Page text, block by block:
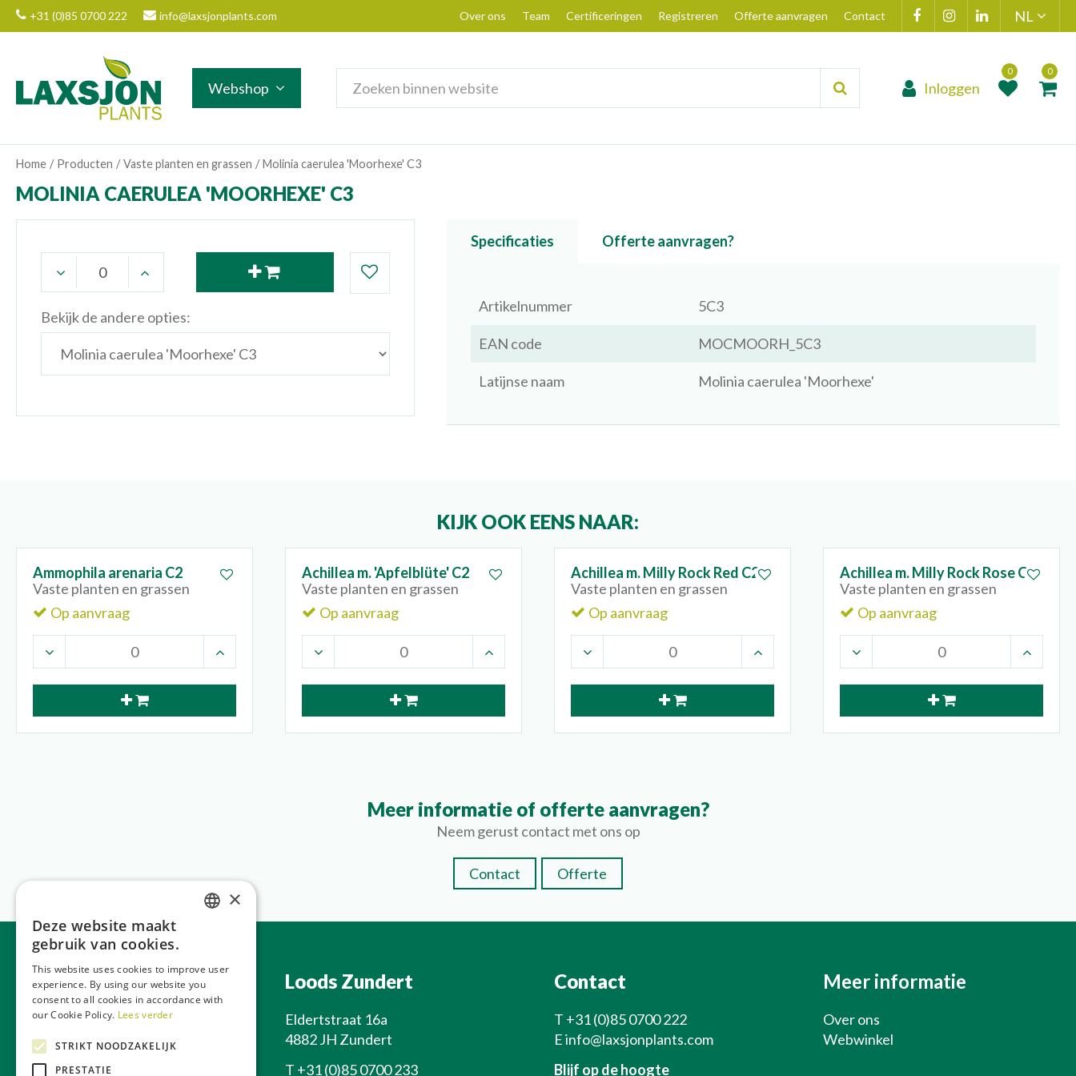
Ga
naar
Home Producten Vaste planten en grassen Molinia caerulea 'Moorhexe' C3
+31 (0)85 0700 222 info@laxsjonplants.com Over ons Team Certificeringen Registreren Offerte aanvragen Contact
Webshop Inloggen
MOLINIA CAERULEA 'MOORHEXE' C3
Bekijk de andere opties:
Specificaties Offerte aanvragen?
Artikelnummer 5C3
EAN code MOCMOORH_5C3
Latijnse naam Molinia caerulea 'Moorhexe'
KIJK OOK EENS NAAR:
Ammophila arenaria C2
Vaste planten en grassen
Op aanvraag
Achillea m. 'Apfelblüte' C2
Vaste planten en grassen
Op aanvraag
Achillea m. Milly Rock Red C2
Vaste planten en grassen
Op aanvraag
Achillea m. Milly Rock Rose C2
Vaste planten en grassen
Op aanvraag
Meer informatie of offerte aanvragen?
Neem gerust contact met ons op
Contact Offerte
Hoofdkantoor
Apeldoornseweg 212
6731 SC Otterlo
+31 (0)85 0700 222
Loods Zundert
Eldertstraat 16a
4882 JH Zundert
T +31 (0)85 0700 233
Contact
T +31 (0)85 0700 222
Einfo@laxsjonplants.com
Blijf op de hoogte
Over ons
Webwinkel
×
Deze website maakt
gebruik van cookies.
This website uses cookies to improve user
experience. By using our website you
consent to all cookies in accordance with
our Cookie Policy. Lees verder
STRIKT NOODZAKELIJK
PRESTATIE